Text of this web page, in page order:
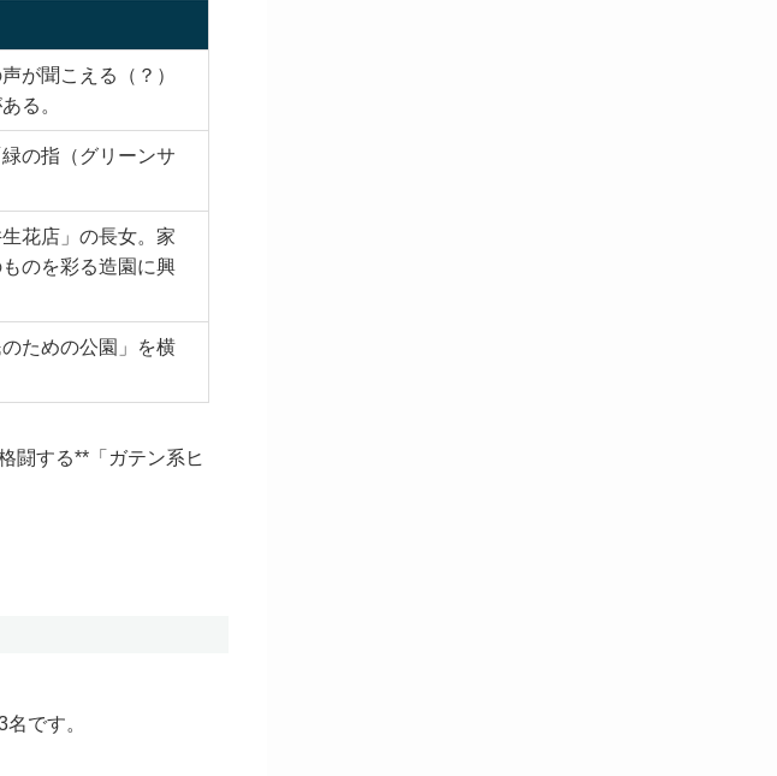
が聞こえる（？）
る。
の指（グリーンサ
花店」の長女。家
のを彩る造園に興
ための公園」を横
闘する**「ガテン系ヒ
です。